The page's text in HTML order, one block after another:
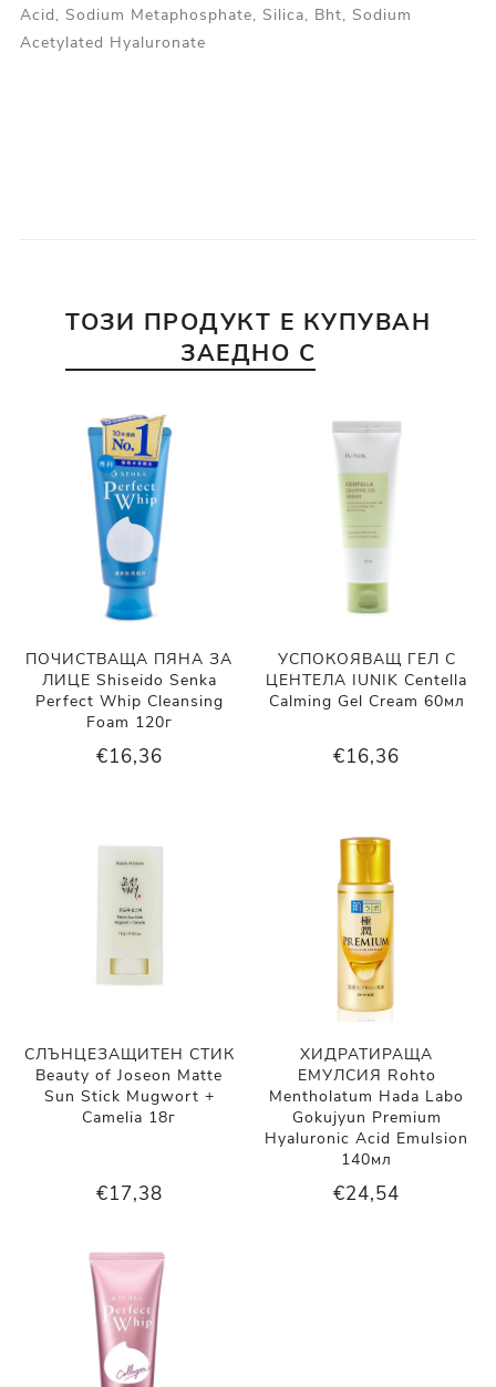
Acid, Sodium Metaphosphate, Silica, Bht, Sodium
Acetylated Hyaluronate
ТОЗИ ПРОДУКТ Е КУПУВАН
ЗАЕДНО С
ПОЧИСТВАЩА ПЯНА ЗА
ЛИЦЕ Shiseido Senka
Perfect Whip Cleansing
Foam 120г
€16,36
УСПОКОЯВАЩ ГЕЛ С
ЦЕНТЕЛА IUNIK Centella
Calming Gel Cream 60мл
€16,36
СЛЪНЦЕЗАЩИТЕН СТИК
Beauty of Joseon Matte
Sun Stick Mugwort +
Camelia 18г
€17,38
ХИДРАТИРАЩА
ЕМУЛСИЯ Rohto
Mentholatum Hada Labo
Gokujyun Premium
Hyaluronic Acid Emulsion
140мл
€24,54